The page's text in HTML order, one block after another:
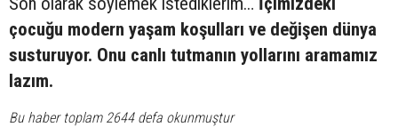
çocuğu modern yaşam koşulları ve değişen dünya
susturuyor. Onu canlı tutmanın yollarını aramamız
lazım.
Bu haber toplam 2644 defa okunmuştur